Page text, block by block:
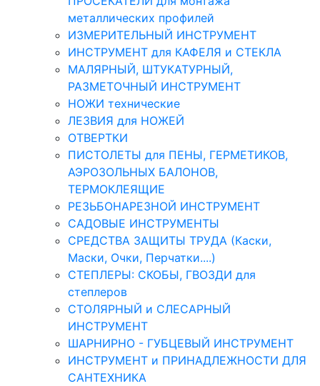
металлических профилей
ИЗМЕРИТЕЛЬНЫЙ ИНСТРУМЕНТ
ИНСТРУМЕНТ для КАФЕЛЯ и СТЕКЛА
МАЛЯРНЫЙ, ШТУКАТУРНЫЙ,
РАЗМЕТОЧНЫЙ ИНСТРУМЕНТ
НОЖИ технические
ЛЕЗВИЯ для НОЖЕЙ
ОТВЕРТКИ
ПИСТОЛЕТЫ для ПЕНЫ, ГЕРМЕТИКОВ,
АЭРОЗОЛЬНЫХ БАЛОНОВ,
ТЕРМОКЛЕЯЩИЕ
РЕЗЬБОНАРЕЗНОЙ ИНСТРУМЕНТ
САДОВЫЕ ИНСТРУМЕНТЫ
СРЕДСТВА ЗАЩИТЫ ТРУДА (Каски,
Маски, Очки, Перчатки....)
СТЕПЛЕРЫ: СКОБЫ, ГВОЗДИ для
степлеров
СТОЛЯРНЫЙ и СЛЕСАРНЫЙ
ИНСТРУМЕНТ
ШАРНИРНО - ГУБЦЕВЫЙ ИНСТРУМЕНТ
ИНСТРУМЕНТ и ПРИНАДЛЕЖНОСТИ ДЛЯ
САНТЕХНИКА